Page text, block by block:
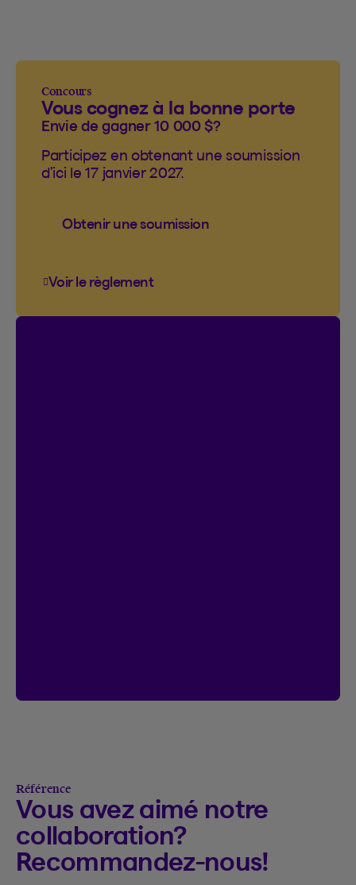
Concours
Vous cognez à la bonne porte
Envie de gagner 10 000 $?
Participez en obtenant une soumission
d’ici le 17 janvier 2027.
Obtenir une soumission
Voir le règlement
Voir le règlement du concours Vous
Référence
Vous avez aimé notre
collaboration?
Recommandez-nous!